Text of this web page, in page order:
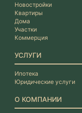
Новостройки
Квартиры
Дома
Участки
Коммерция
УСЛУГИ
Ипотека
Юридические услуги
О КОМПАНИИ